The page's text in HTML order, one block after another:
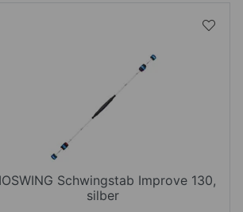
Schwingstab Improve 130,
silber